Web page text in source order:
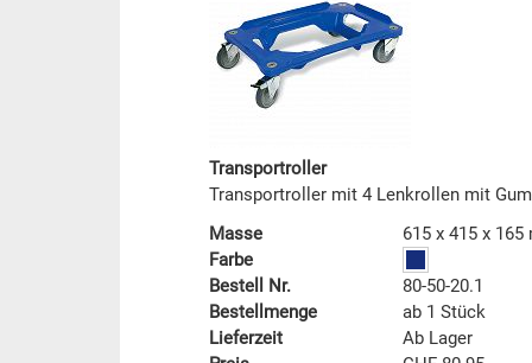
Transportroller
Transportroller mit 4 Lenkrollen mit
Masse
615 x 415 x 165
Farbe
Bestell Nr.
80-50-20.1
Bestellmenge
ab 1 Stück
Lieferzeit
Ab Lager